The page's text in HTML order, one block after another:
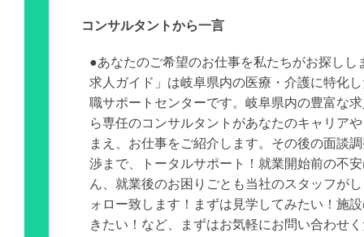
コンサルタントから一言
●あなたのご希望のお仕事を私たちがお探しし
求人ガイド」は岐阜県内の医療・介護に特化
職サポートセンターです。岐阜県内の豊富な
ら専任のコンサルタントがあなたのキャリア
まえ、お仕事をご紹介します。その後の面談
渉まで、トータルサポート！就業開始前の不
ん、就業後のお困りごとも当社のスタッフが
ォロー致します！まずは見学してみたい！施
きたい！など、まずはお気軽にお問い合わせ